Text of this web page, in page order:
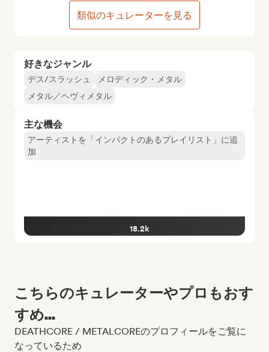
好きなジャンル
デス/スラッシュ
メロディック・メタル
メタル／ヘヴィメタル
主な機会
アーティストを「インパクトのあるプレイリスト」に追
加
18.2k
類似のキュレーターを見る
こちらのキュレーターやプロもおす
すめ...
DEATHCORE / METALCOREのプロフィールをご覧に
なっているため